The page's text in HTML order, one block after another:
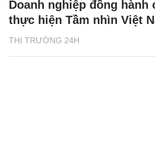
THỊ TRƯỜNG 24H
Doanh nghiệp đồng hành
thực hiện Tầm nhìn Việt